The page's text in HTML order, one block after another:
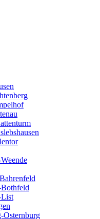
List
Osternburg